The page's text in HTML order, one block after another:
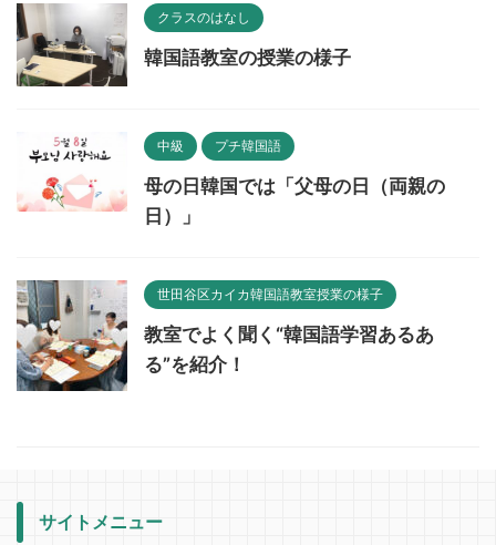
クラスのはなし
韓国語教室の授業の様子
中級 プチ韓国語
母の日韓国では「父母の日（両親の
日）」
世田谷区カイカ韓国語教室授業の様子
教室でよく聞く“韓国語学習あるあ
る”を紹介！
サイトメニュー